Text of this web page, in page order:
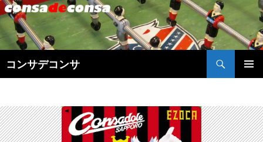
コンサデコンサ
索
ン
ツ
へ